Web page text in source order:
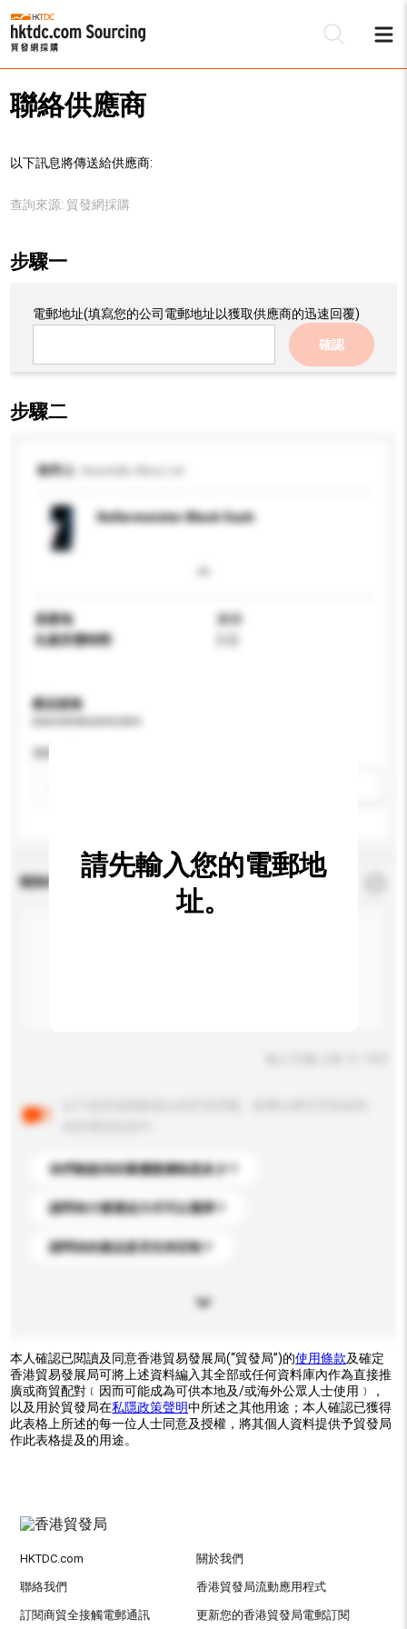
聯絡供應商
以下訊息將傳送給供應商:
查詢來源: 貿發網採購
步驟一
電郵地址(填寫您的公司電郵地址以獲取供應商的迅速回覆)
確認
步驟二
收件人
Kellermeister Black Sash
原產地
澳洲
生產所需時間
產品規格
查詢內容 * 必須填寫
你們能提供的最優惠價格是多少？
請問有什麼運送方式可以選擇？
請問你的產品是否支持定制？
請先輸入您的電郵地
址。
本人確認已閱讀及同意香港貿易發展局(“貿發局”)的使用條款及確定
香港貿易發展局可將上述資料編入其全部或任何資料庫內作為直接推
廣或商貿配對﹝因而可能成為可供本地及/或海外公眾人士使用﹞，
以及用於貿發局在私隱政策聲明中所述之其他用途；本人確認已獲得
此表格上所述的每一位人士同意及授權，將其個人資料提供予貿發局
作此表格提及的用途。
HKTDC.com 關於我們
聯絡我們 香港貿發局流動應用程式
訂閱商貿全接觸電郵通訊 更新您的香港貿發局電郵訂閱